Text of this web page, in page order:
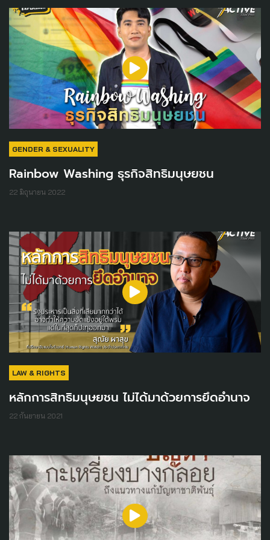
GENDER & SEXUALITY
Rainbow Washing ธุรกิจสิทธิมนุษยชน
22 มิถุนายน 2022
LAW & RIGHTS
หลักการสิทธิมนุษยชน ไม่ได้มาด้วยการยึดอำนาจ
22 กันยายน 2021